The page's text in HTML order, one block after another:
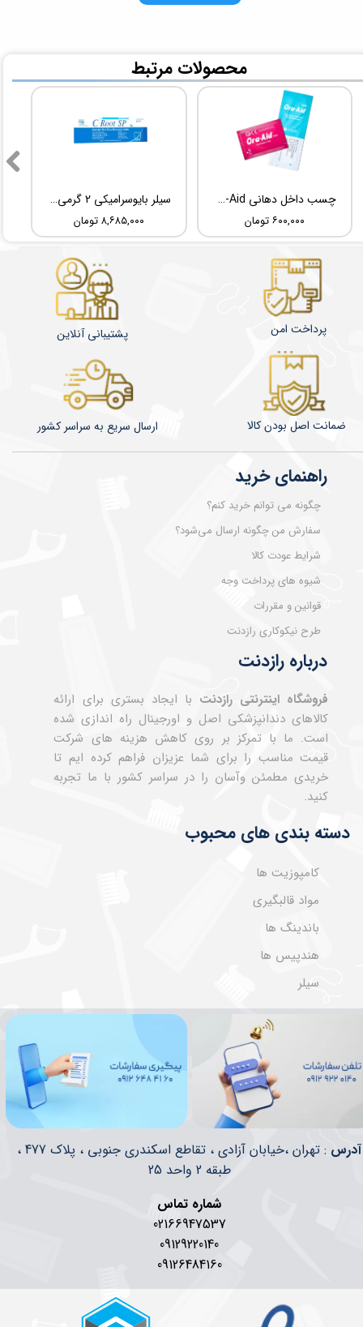
سیلر بایوسرامیکی 2 گرمی Root Dental Medical C-Root SP
۸,۶۸۵,۰۰۰ تومان
چسب داخل دهانی TBM Ora-Aid
۶۰۰,۰۰۰ تومان
​محصولات مرتبط
درباره رازدنت
فروشگاه اینترنتی رازدنت با ایجاد بستری برای ارائه
کالاهای دندانپزشکی اصل و اورجینال راه اندازی شده
است. ما با تمرکز بر روی کاهش هزینه های شرکت
قیمت مناسب را برای شما عزیزان فراهم کرده ایم تا
خریدی مطمئن وآسان را در سراسر کشور با ما تجربه
کنید.
راهنمای خرید
چگونه می توانم خرید کنم؟
سفارش من چگونه ارسال می‌شود؟
شرایط عودت کالا
شیوه های پرداخت وجه
قوانین و مقررات
طرح نیکوکاری رازدنت
دسته بندی های محبوب
کامپوزیت ها
مواد قالبگیری
باندینگ ها
هندپیس ها
سیلر
​​آدرس
: تهران ،خیابان آزادی ، تقاطع اسکندری جنوبی ، پلاک 477 ،
طبقه 2 واحد 25
شماره تماس
02166947537
09129220140
09126484160
​​​​ارسال سریع به سراسر کشور ضمانت اصل بودن کالا
پشتیبانی آنلاین پرداخت امن